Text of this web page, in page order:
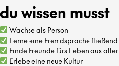
du wissen musst
Wachse als Person
Lerne eine Fremdsprache fließend
Finde Freunde fürs Leben aus
Erlebe eine neue Kultur